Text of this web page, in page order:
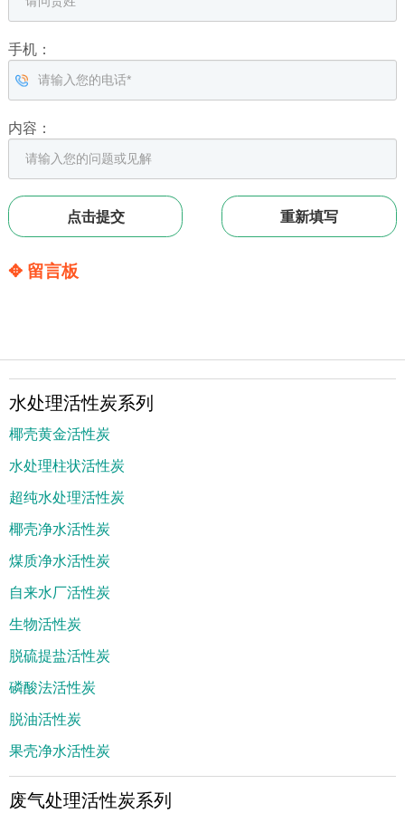
手机：
内容：
✥ 留言板
水处理活性炭系列
椰壳黄金活性炭
水处理柱状活性炭
超纯水处理活性炭
椰壳净水活性炭
煤质净水活性炭
自来水厂活性炭
生物活性炭
脱硫提盐活性炭
磷酸法活性炭
脱油活性炭
果壳净水活性炭
废气处理活性炭系列